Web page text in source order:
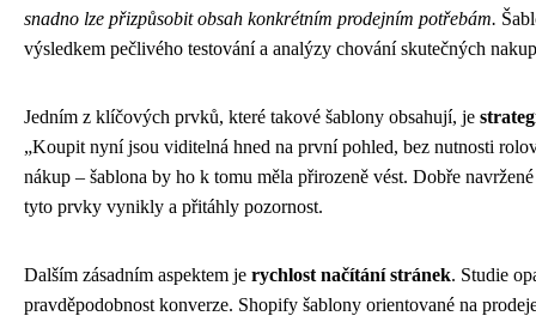
snadno lze přizpůsobit obsah konkrétním prodejním potřebám.
výsledkem pečlivého testování a analýzy chování skutečných
Jedním z klíčových prvků, které takové šablony obsahují, je
„Koupit nyní jsou viditelná hned na první pohled, bez nutnosti
nákup – šablona by ho k tomu měla přirozeně vést. Dobře
tyto prvky vynikly a přitáhly pozornost.
Dalším zásadním aspektem je rychlost načítání stránek. Studie
pravděpodobnost konverze. Shopify šablony orientované na